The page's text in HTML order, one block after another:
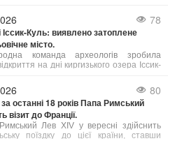
західної частини провінції Британська
до Німеччини.
78
Іссик-Куль: виявлено затоплене
місто.
команда археологів зробила
на дні киргизького озера Іссик-
яку автори вже назвали однією з
за останні роки, порівнюють за
з легендарною Атлантидою.
80
останні 18 років Папа Римський
візит до Франції.
Лев XIV у вересні здійснить
поїздку до цієї країни, ставши